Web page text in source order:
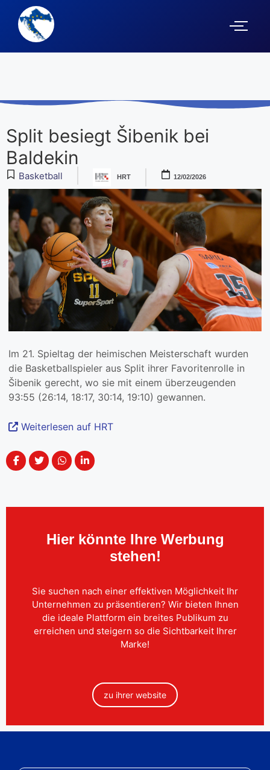
Split besiegt Šibenik bei
Baldekin
Basketball HRT 12/02/2026
Im 21. Spieltag der heimischen Meisterschaft wurden
die Basketballspieler aus Split ihrer Favoritenrolle in
Šibenik gerecht, wo sie mit einem überzeugenden
93:55 (26:14, 18:17, 30:14, 19:10) gewannen.
Weiterlesen auf HRT
Hier könnte Ihre Werbung
stehen!
Sie suchen nach einer effektiven Möglichkeit Ihr
Unternehmen zu präsentieren? Wir bieten Ihnen
die ideale Plattform ein breites Publikum zu
erreichen und steigern so die Sichtbarkeit Ihrer
Marke!
zu ihrer website